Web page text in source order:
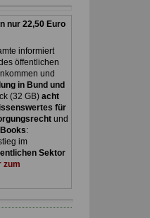
nur 22,50 Euro
informiert
öffentlichen
und
in Bund und
(32 GB) acht
für
und
:
im
Sektor
zum